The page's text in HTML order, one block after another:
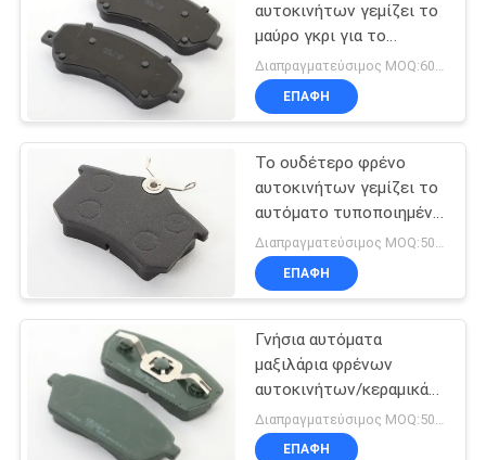
αυτοκινήτων γεμίζει το
μαύρο γκρι για το
αμερικανικό γερμανικό
ιαπωνικό φρένο δίσκων
αυτοκινήτων
ΕΠΑΦΉ
Το ουδέτερο φρένο
αυτοκινήτων γεμίζει το
αυτόματο τυποποιημένο
μέγεθος πρώτης ύλης
ανταλλακτικών
ΕΠΑΦΉ
Γνήσια αυτόματα
μαξιλάρια φρένων
αυτοκινήτων/κεραμικά
μαξιλάρια φρένων για το
λεωφορείο φορτηγών
ΕΠΑΦΉ